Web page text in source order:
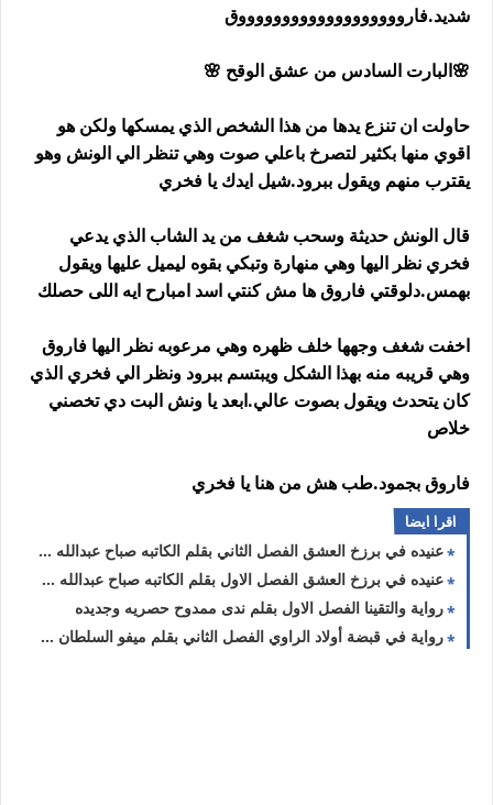
شديد.فاروووووووووووووووووووق
🌸البارت السادس من عشق الوقح 🌸
حاولت ان تنزع يدها من هذا الشخص الذي يمسكها ولكن هو
اقوي منها بكثير لتصرخ باعلي صوت وهي تنظر الي الونش وهو
يقترب منهم ويقول ببرود.شيل ايدك يا فخري
قال الونش حديثة وسحب شغف من يد الشاب الذي يدعي
فخري نظر اليها وهي منهارة وتبكي بقوه ليميل عليها ويقول
بهمس.دلوقتي فاروق ها مش كنتي اسد امبارح ايه اللى حصلك
اخفت شغف وجهها خلف ظهره وهي مرعوبه نظر اليها فاروق
وهي قريبه منه بهذا الشكل ويبتسم ببرود ونظر الي فخري الذي
كان يتحدث ويقول بصوت عالي.ابعد يا ونش البت دي تخصني
خلاص
فاروق بجمود.طب هش من هنا يا فخري
اقرا ايضا
عنيده في برزخ العشق الفصل الثاني بقلم الكاتبه صباح عبدالله حصريه وجديده
عنيده في برزخ العشق الفصل الاول بقلم الكاتبه صباح عبدالله حصريه وجديده
رواية والتقينا الفصل الاول بقلم ندى ممدوح حصريه وجديده
رواية في قبضة أولاد الراوي الفصل الثاني بقلم ميفو السلطان حصريه وجديده